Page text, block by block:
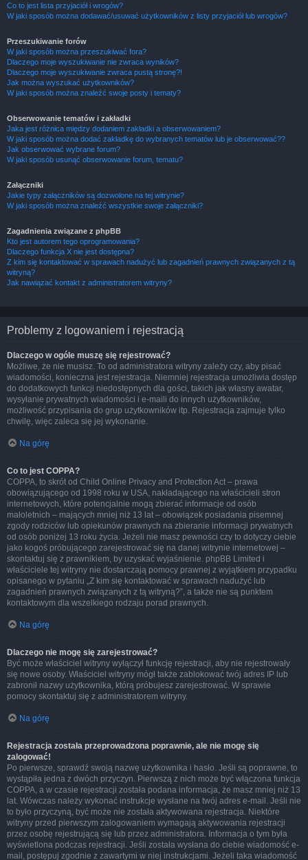
Co to jest lista przyjaciół i wrogów?
W jaki sposób można dodawać/usuwać użytkowników z listy przyjaciół lub wrogów?
Przeszukiwanie forów
W jaki sposób można przeszukiwać fora?
Dlaczego moje wyszukiwanie nie zwraca wyników?
Dlaczego moje wyszukiwanie zwraca pustą stronę?!
Jak można wyszukać użytkowników?
W jaki sposób można znaleźć swoje posty i tematy?
Obserwowanie tematów i zakładki
Jaka jest różnica między dodaniem zakładki a obserwowaniem?
W jaki sposób można dodać zakładkę do wybranych tematów lub je obserwować??
Jak obserwować wybrane forum?
W jaki sposób usunąć obserwowanie forum, tematu?
Załączniki
Jakie typy załączników są dozwolone na tej witrynie?
W jaki sposób można znaleźć wszystkie swoje załączniki?
Zagadnienia związane z phpBB
Kto jest autorem tego oprogramowania?
Dlaczego funkcja X nie jest dostępna?
Z kim się kontaktować w sprawach nadużyć lub zagadnień prawnych związanych z tą
witryną?
Jak nawiązać kontakt z administratorem witryny?
Problemy z logowaniem i rejestracją
Dlaczego w ogóle muszę się rejestrować?
Możliwe, że nie musisz. To od administratora witryny zależy czy, aby pisać
wiadomości, konieczna jest rejestracja. Niemniej rejestracja umożliwia dostęp
do dodatkowych funkcji niedostępnych dla gości, takich jak własny awatar,
wysyłanie prywatnych wiadomości i e-maili do innych użytkowników,
możliwość przypisania do grup użytkowników itp. Rejestracja zajmuje tylko
chwilę, więc zaleca się jej wykonanie.
Na górę
Co to jest COPPA?
COPPA, to skrót od Child Online Privacy and Protection Act – prawa
obowiązującego od 1998 roku w USA, nakładającego na właścicieli stron
internetowych, które potencjalnie mogą zbierać informacje od osób
małoletnich – mających mniej niż 13 lat – obowiązek posiadania pisemnej
zgody rodziców lub opiekunów prawnych na zbieranie informacji prywatnych
od osób poniżej 13 roku życia. Jeżeli nie masz pewności czy to dotyczy ciebie
jako kogoś próbującego zarejestrować się na danej witrynie internetowej –
skontaktuj się z prawnikiem, by uzyskać wyjaśnienie. phpBB Limited i
właściciele tej witryny nie dostarczają pomocy prawnej z wyjątkiem przypadku
opisanego w pytaniu „Z kim się kontaktować w sprawach nadużyć lub
zagadnień prawnych związanych z tą witryną?”, a także nie są punktem
kontaktowym dla wszelkiego rodzaju porad prawnych.
Na górę
Dlaczego nie mogę się zarejestrować?
Być może właściciel witryny wyłączył funkcję rejestracji, aby nie rejestrowały
się nowe osoby. Właściciel witryny mógł także zablokować twój adres IP lub
zabronił nazwy użytkownika, którą próbujesz zarejestrować. W sprawie
pomocy skontaktuj się z administratorem witryny.
Na górę
Rejestracja została przeprowadzona poprawnie, ale nie mogę się
zalogować!
Po pierwsze, sprawdź swoją nazwę użytkownika i hasło. Jeśli są poprawne, to
wystąpiła jedna z dwóch przyczyn. Pierwszą z nich może być włączona funkcja
COPPA, a w czasie rejestracji została podana informacja, że masz mniej niż 13
lat. Wówczas należy wykonać instrukcje wysłane na twój adres e-mail. Jeśli nie
to było przyczyną, być może nie została aktywowana rejestracja. Niektóre
witryny przed pierwszym zalogowaniem wymagają aktywowania rejestracji
przez osobę rejestrującą się lub przez administratora. Informacja o tym była
wyświetlona podczas rejestracji. Jeśli została wysłana do ciebie wiadomość e-
mail, postępuj zgodnie z zawartymi w niej instrukcjami. Jeżeli taka wiadomość